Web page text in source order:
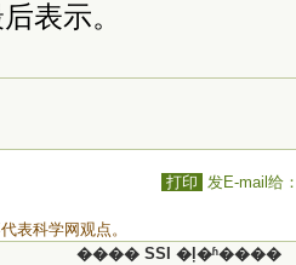
表示。
打印 发E-mail给
表科学网观点。
���� SSI �ļ�ʱ����